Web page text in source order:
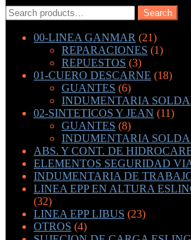
Search
for:
Search
00-LINEA GANMAR (21)
REPARACIONES (1)
REPUESTOS (3)
01-CUERO DESCARNE (18)
GUANTES (6)
INDUMENTARIA
02-SINTETICOS Y JEAN (11)
GUANTES (8)
INDUMENTARIA
ABS. Y CONT. DE
ELEMENTOS SEGURIDAD
INDUMENTARIA DE
LINEA EPP EN ALTURA
(32)
LINEA EPP LIBUS (23)
OTROS (4)